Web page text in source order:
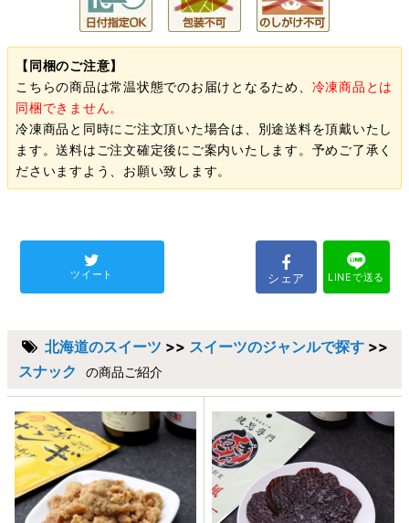
【同梱のご注意】
こちらの商品は常温状態でのお届けとなるため、 冷凍商品とは
同梱できません。
冷凍商品と同時にご注文頂いた場合は、別途送料を頂戴いたし
ます。送料はご注文確定後にご案内いたします。予めご了承く
ださいますよう、お願い致します。
ツイート シェア LINEで送る
北海道のスイーツ >> スイーツのジャンルで探す >>
スナック
の商品ご紹介